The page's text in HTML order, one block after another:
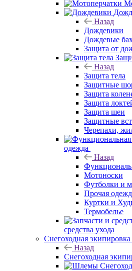
Назад
Дождевики
Дождевые
Защита от
Назад
Защита тела
Защитные
Защита
Защита
Защита шеи
Защитные
Черепахи,
одежда
Назад
Мотоноски
Футболки и
Прочая
Куртки и
Термобелье
средства ухода
Снегоходная экипировка
Назад
Снегоходная